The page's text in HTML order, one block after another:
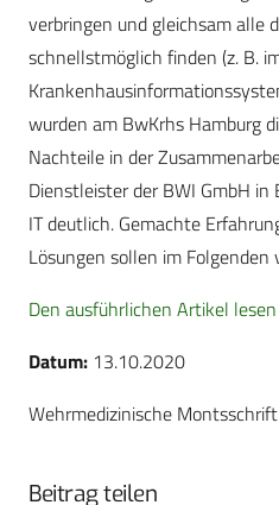
verbringen und gleichsam alle
schnellstmöglich finden (z. B.
wurden am BwKrhs Hamburg
Nachteile in der
Dienstleister der BWI GmbH
IT deutlich. Gemachte
Lösungen sollen im
Den ausführlichen Artikel lesen
Datum: 13.10.2020
Wehrmedizinische
Beitrag teilen